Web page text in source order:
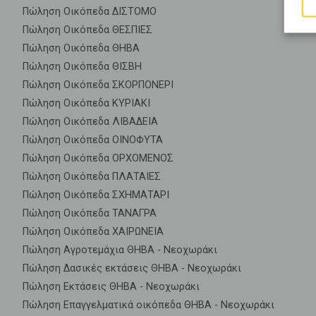
Πώληση Οικόπεδα ΔΙΣΤΟΜΟ
Πώληση Οικόπεδα ΘΕΣΠΙΕΣ
Πώληση Οικόπεδα ΘΗΒΑ
Πώληση Οικόπεδα ΘΙΣΒΗ
Πώληση Οικόπεδα ΣΚΟΡΠΟΝΕΡΙ
Πώληση Οικόπεδα ΚΥΡΙΑΚΙ
Πώληση Οικόπεδα ΛΙΒΑΔΕΙΑ
Πώληση Οικόπεδα ΟΙΝΟΦΥΤΑ
Πώληση Οικόπεδα ΟΡΧΟΜΕΝΟΣ
Πώληση Οικόπεδα ΠΛΑΤΑΙΕΣ
Πώληση Οικόπεδα ΣΧΗΜΑΤΑΡΙ
Πώληση Οικόπεδα ΤΑΝΑΓΡΑ
Πώληση Οικόπεδα ΧΑΙΡΩΝΕΙΑ
Πώληση Αγροτεμάχια ΘΗΒΑ - Νεοχωράκι
Πώληση Δασικές εκτάσεις ΘΗΒΑ - Νεοχωράκι
Πώληση Εκτάσεις ΘΗΒΑ - Νεοχωράκι
Πώληση Επαγγελματικά οικόπεδα ΘΗΒΑ - Νεοχωράκι